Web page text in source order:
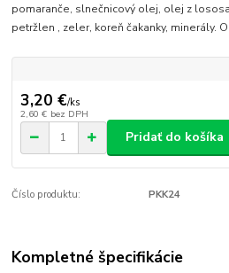
pomaranče, slnečnicový olej, olej z
petržlen , zeler, koreň čakanky, minerály.
3,20 €/ks
2,60 € bez DPH
Pridať do košíka
Číslo produktu: PKK24
Kompletné špecifikácie